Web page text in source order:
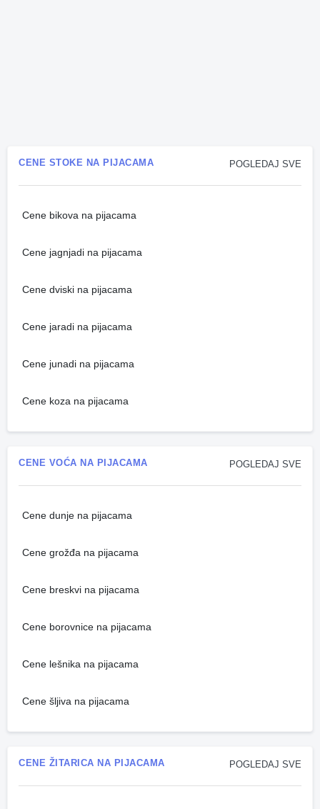
POGLEDAJ SVE
CENE STOKE NA PIJACAMA
Cene bikova na pijacama
Cene jagnjadi na pijacama
Cene dviski na pijacama
Cene jaradi na pijacama
Cene junadi na pijacama
Cene koza na pijacama
POGLEDAJ SVE
CENE VOĆA NA PIJACAMA
Cene dunje na pijacama
Cene grožđa na pijacama
Cene breskvi na pijacama
Cene borovnice na pijacama
Cene lešnika na pijacama
Cene šljiva na pijacama
POGLEDAJ SVE
CENE ŽITARICA NA PIJACAMA